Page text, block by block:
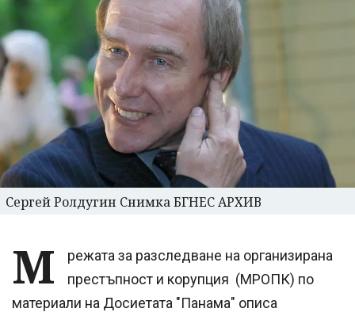
Сергей Ролдугин Снимка БГНЕС АРХИВ
М
режата за разследване на организирана
престъпност и корупция (МРОПК) по
материали на Досиетата "Панама" описа